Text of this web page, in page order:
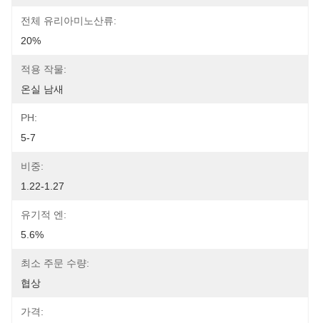
전체 유리아미노산류:
20%
적용 작물:
온실 남새
PH:
5-7
비중:
1.22-1.27
유기적 엔:
5.6%
최소 주문 수량:
협상
가격: